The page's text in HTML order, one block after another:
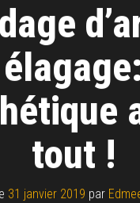
élagage:
tout !
31 janvier 2019 par